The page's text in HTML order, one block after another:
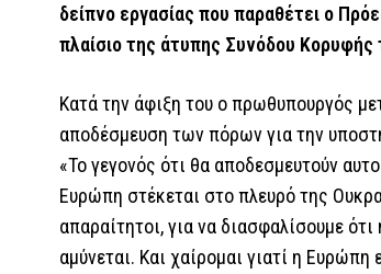
δείπνο εργασίας που παραθέτει ο
πλαίσιο της άτυπης Συνόδου Κορυφής
Κατά την άφιξη του ο πρωθυπουργός
αποδέσμευση των πόρων για την
«Το γεγονός ότι θα αποδεσμευτούν
Ευρώπη στέκεται στο πλευρό της
απαραίτητοι, για να διασφαλίσουμε
αμύνεται. Και χαίρομαι γιατί η